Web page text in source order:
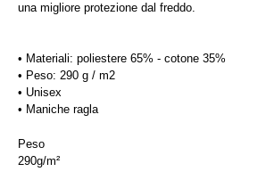
una migliore protezione dal freddo.
• Materiali: poliestere 65% - cotone 35%
• Peso: 290 g / m2
• Unisex
• Maniche ragla
Peso
290g/m²